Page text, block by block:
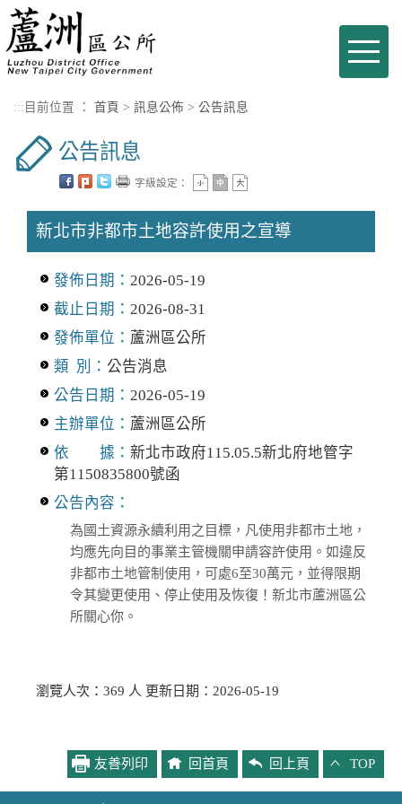
進入內容區塊
Toggle
::: 目前位置 ： 首頁 > 訊息公佈 > 公告訊息
公告訊息
字級設定：
新北市非都市土地容許使用之宣導
發佈日期： 2026-05-19
截止日期： 2026-08-31
發佈單位： 蘆洲區公所
類 別： 公告消息
公告日期： 2026-05-19
主辦單位： 蘆洲區公所
依 據： 新北市政府115.05.5新北府地管字
第1150835800號函
公告內容：
為國土資源永續利用之目標，凡使用非都市土地，
均應先向目的事業主管機關申請容許使用。如違反
非都市土地管制使用，可處6至30萬元，並得限期
令其變更使用、停止使用及恢復！新北市蘆洲區公
所關心你。
瀏覽人次：369 人 更新日期：2026-05-19
友善列印 回首頁 回上頁 TOP